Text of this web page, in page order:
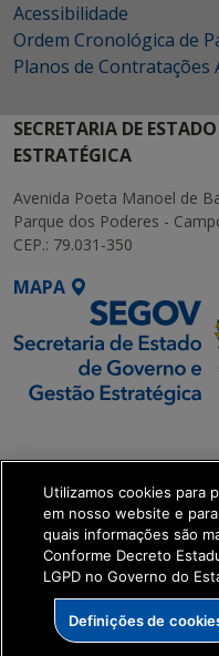
Acessibilidade
Ordem Cronológica de
Planos de Contratações
SECRETARIA DE
ESTRATÉGICA
Avenida Poeta Manoel de
Parque dos Poderes -
CEP.: 79.031-350
MAPA
Executiva de
Transformação Digital
get_footer();
Utilizamos cookies para
em nosso website e
quais informações são
Conforme Decreto
LGPD no Governo do
Definições de